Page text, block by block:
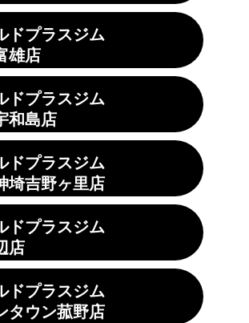
ドプラスジム
雄店
ドプラスジム
和島店
ドプラスジム
埼吉野ヶ里店
ドプラスジム
店
ドプラスジム
タウン菰野店